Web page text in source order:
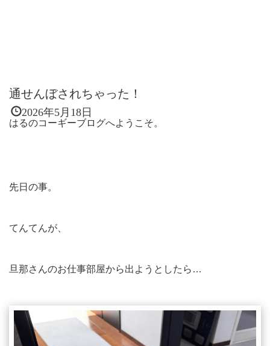
通せんぼされちゃった！
2026年5月18日
はるのコーギーブログへようこそ。
先日の事。
てんてんが、
旦那さんのお仕事部屋から出ようとしたら…